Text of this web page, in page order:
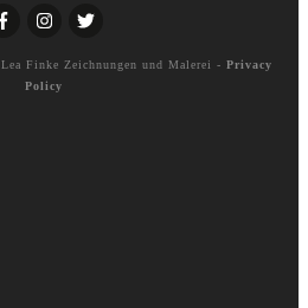
Lea Finke Zeichnungen und Malerei - Privacy
Policy